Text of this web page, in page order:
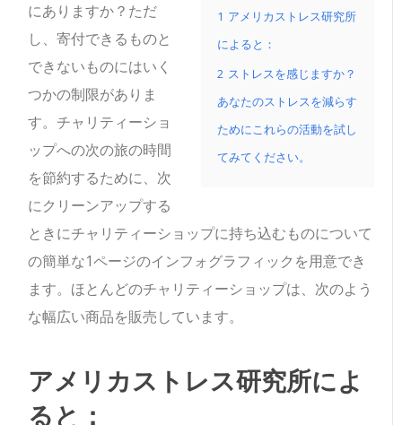
1 アメリカストレス研究所
によると：
2 ストレスを感じますか？
あなたのストレスを減らす
ためにこれらの活動を試し
てみてください。
にありますか？ ただ
し、寄付できるものと
できないものにはいく
つかの制限がありま
す。チャリティーショ
ップへの次の旅の時間
を節約するために、次
にクリーンアップする
ときにチャリティーショップに持ち込むものについて
の簡単な1ページのインフォグラフィックを用意でき
ます。ほとんどのチャリティーショップは、次のよう
な幅広い商品を販売しています。
アメリカストレス研究所によ
ると：